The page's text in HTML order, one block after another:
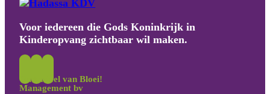
Onderdeel van Bloei!
Management bv
Voor iedereen die Gods Koninkrijk in
Kinderopvang zichtbaar wil maken.